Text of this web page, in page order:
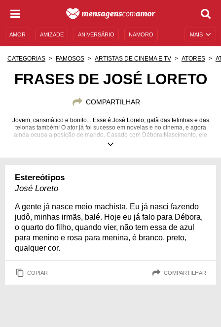
MAIS
AMOR AMIZADE ANIVERSÁRIO NAMORO
DESCULPAS
CATEGORIAS FAMOSOS ARTISTAS DE CINEMA E TV ATORES
FRASES DE JOSÉ LORETO
COMPARTILHAR
Jovem, carismático e bonito... Esse é José Loreto, galã das telinhas e das
telonas também! O ator já foi sucesso em novelas e no cinema, e agora
ainda ocupa a posição de marido. Casado com Débora Nascimento, ele
conta um pouco mais sobre seus pensamentos e ideais. Confira!
Estereótipos
José Loreto
A gente já nasce meio machista. Eu já nasci fazendo
judô, minhas irmãs, balé. Hoje eu já falo para Débora,
o quarto do filho, quando vier, não tem essa de azul
para menino e rosa para menina, é branco, preto,
qualquer cor.
COPIAR COMPARTILHAR